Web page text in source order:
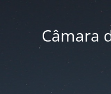
Câmara